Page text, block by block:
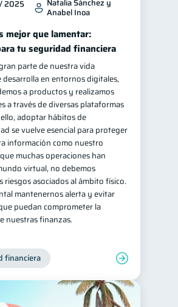
2025 Natalia Sánchez y
Anabel Inoa
mejor que lamentar:
tu seguridad financiera
parte de nuestra vida
desarrolla en entornos digitales,
a productos y realizamos
a través de diversas plataformas
adoptar hábitos de
se vuelve esencial para proteger
información como nuestro
muchas operaciones han
virtual, no debemos
riesgos asociados al ámbito físico.
mantenernos alerta y evitar
puedan comprometer la
nuestras finanzas.
financiera